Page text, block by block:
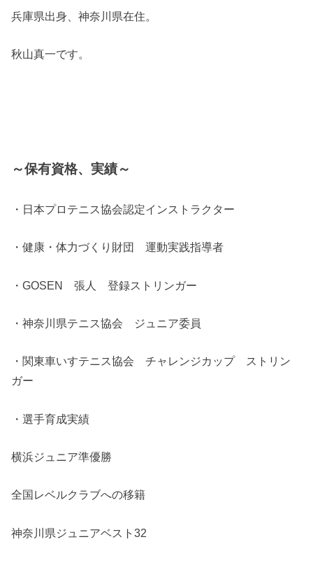
兵庫県出身、神奈川県在住。
秋山真一です。
～保有資格、実績～
・日本プロテニス協会認定インストラクター
・健康・体力づくり財団 運動実践指導者
・GOSEN 張人 登録ストリンガー
・神奈川県テニス協会 ジュニア委員
・関東車いすテニス協会 チャレンジカップ ストリン
ガー
・選手育成実績
横浜ジュニア準優勝
全国レベルクラブへの移籍
神奈川県ジュニアベスト32